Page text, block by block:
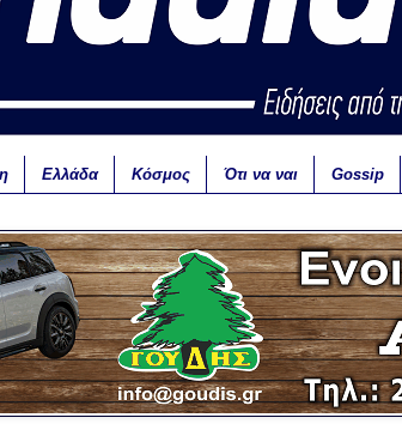
Ελλάδα Κόσμος Ότι να ναι Gossip